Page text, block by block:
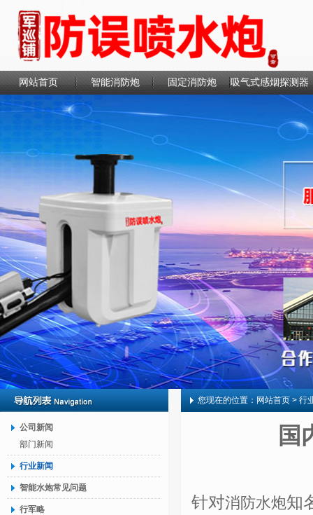
网站首页 智能消防炮 固定消防炮 吸气式感烟探测器
联系我们
公司新闻
部门新闻
行业新闻
智能水炮常见问题
行军略
您现在的位置： 网站首页 > 行
国
针对消防水炮知